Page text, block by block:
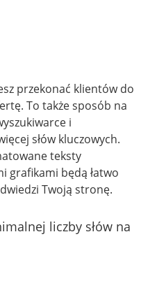
przekonać klientów do
To także sposób na
i
słów kluczowych.
teksty
grafikami będą łatwo
Twoją stronę.
liczby słów na